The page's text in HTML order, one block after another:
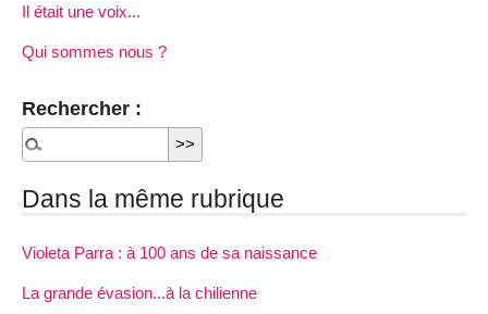
Il était une voix...
Qui sommes nous ?
Rechercher :
Dans la même rubrique
Violeta Parra : à 100 ans de sa naissance
La grande évasion...à la chilienne